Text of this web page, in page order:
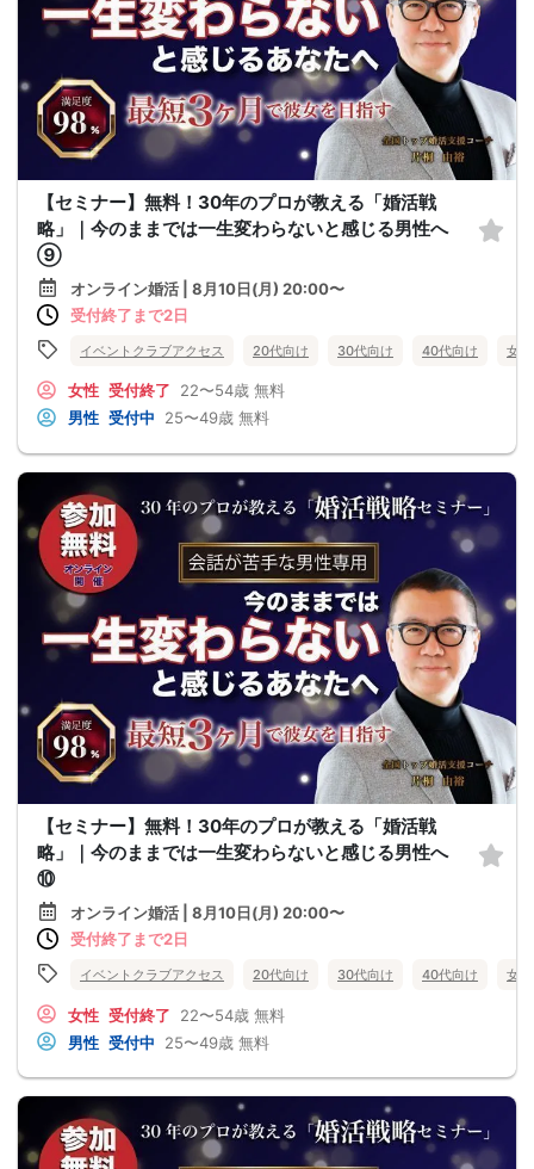
【セミナー】無料！30年のプロが教える「婚活戦
略」｜今のままでは一生変わらないと感じる男性へ
⑨
オンライン婚活 | 8月10日(月) 20:00〜
受付終了まで2日
イベントクラブアクセス 20代向け 30代向け 40代向け 女
女性 受付終了 22〜54歳 無料
男性 受付中 25〜49歳 無料
【セミナー】無料！30年のプロが教える「婚活戦
略」｜今のままでは一生変わらないと感じる男性へ
⑩
オンライン婚活 | 8月10日(月) 20:00〜
受付終了まで2日
イベントクラブアクセス 20代向け 30代向け 40代向け 女
女性 受付終了 22〜54歳 無料
男性 受付中 25〜49歳 無料